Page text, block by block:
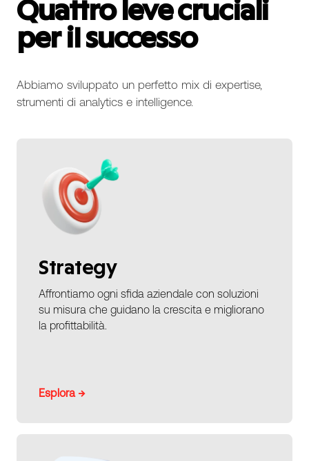
Quattro leve cruciali
per il successo
Abbiamo sviluppato un perfetto mix di expertise,
strumenti di analytics e intelligence.
Strategy
Affrontiamo ogni sfida aziendale con soluzioni
su misura che guidano la crescita e migliorano
la profittabilità.
Esplora →